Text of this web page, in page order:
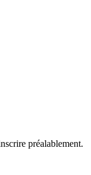
préalablement.